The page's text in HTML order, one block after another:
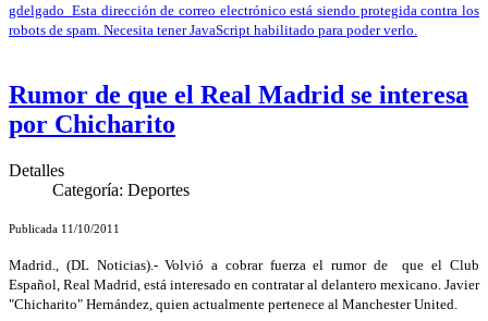
gdelgado_ Esta dirección de correo electrónico está siendo protegida contra los
robots de spam. Necesita tener JavaScript habilitado para poder verlo.
Rumor de que el Real Madrid se interesa
por Chicharito
Detalles
Categoría: Deportes
Publicada 11/10/2011
Madrid., (DL Noticias).- Volvió a cobrar fuerza el rumor de que el Club
Español, Real Madrid, está interesado en contratar al delantero mexicano. Javier
"Chicharito" Hernández, quien actualmente pertenece al Manchester United.